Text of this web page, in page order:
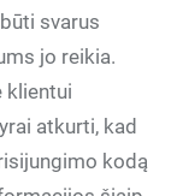
svarus
jo reikia.
klientui
atkurti, kad
kodą